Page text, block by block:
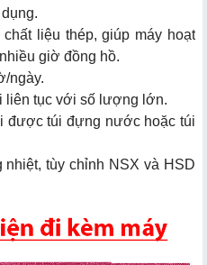
liệu thép, giúp máy hoạt
giờ đồng hồ.
ngày.
liên tục với số lượng lớn.
được túi đựng nước hoặc túi
tùy chỉnh NSX và HSD